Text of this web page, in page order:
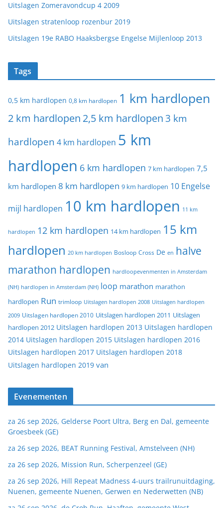
Uitslagen Zomeravondcup 4 2009
Uitslagen stratenloop rozenbur 2019
Uitslagen 19e RABO Haaksbergse Engelse Mijlenloop 2013
Tags
0,5 km hardlopen 0,8 km hardlopen 1 km hardlopen
2 km hardlopen 2,5 km hardlopen 3 km
hardlopen 4 km hardlopen 5 km
hardlopen 6 km hardlopen 7 km hardlopen 7,5
km hardlopen 8 km hardlopen 9 km hardlopen 10 Engelse
mijl hardlopen 10 km hardlopen 11 km
hardlopen 12 km hardlopen 14 km hardlopen 15 km
hardlopen 20 km hardlopen Bosloop Cross De en halve
marathon hardlopen hardloopevenmenten in Amsterdam
(NH) hardlopen in Amsterdam (NH) loop marathon marathon
hardlopen Run trimloop Uitslagen hardlopen 2008 Uitslagen hardlopen
2009 Uitslagen hardlopen 2010 Uitslagen hardlopen 2011 Uitslagen
hardlopen 2012 Uitslagen hardlopen 2013 Uitslagen hardlopen
2014 Uitslagen hardlopen 2015 Uitslagen hardlopen 2016
Uitslagen hardlopen 2017 Uitslagen hardlopen 2018
Uitslagen hardlopen 2019 van
Evenementen
za 26 sep 2026, Gelderse Poort Ultra, Berg en Dal, gemeente
Groesbeek (GE)
za 26 sep 2026, BEAT Running Festival, Amstelveen (NH)
za 26 sep 2026, Mission Run, Scherpenzeel (GE)
za 26 sep 2026, Hill Repeat Madness 4-uurs trailrunuitdaging,
Nuenen, gemeente Nuenen, Gerwen en Nederwetten (NB)